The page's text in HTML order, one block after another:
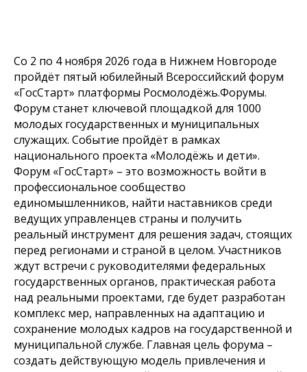
Со 2 по 4 ноября 2026 года в Нижнем Новгороде
пройдёт пятый юбилейный Всероссийский форум
«ГосСтарт» платформы Росмолодёжь.Форумы.
Форум станет ключевой площадкой для 1000
молодых государственных и муниципальных
служащих. Событие пройдёт в рамках
национального проекта «Молодёжь и дети».
Форум «ГосСтарт» – это возможность войти в
профессиональное сообщество
единомышленников, найти наставников среди
ведущих управленцев страны и получить
реальный инструмент для решения задач, стоящих
перед регионами и страной в целом. Участников
ждут встречи с руководителями федеральных
государственных органов, практическая работа
над реальными проектами, где будет разработан
комплекс мер, направленных на адаптацию и
сохранение молодых кадров на государственной и
муниципальной службе. Главная цель форума –
создать действующую модель привлечения и